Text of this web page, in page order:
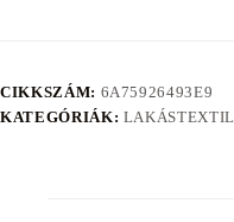
CIKKSZÁM: 6A75926493E9
KATEGÓRIÁK: LAKÁSTEXTIL